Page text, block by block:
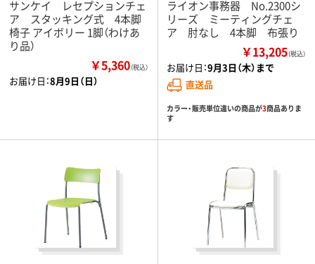
サンケイ レセプションチェ
ア スタッキング式 4本脚
椅子 アイボリー 1脚（わけあ
り品）
￥5,360（税込）
お届け日：8月9日（日）
ライオン事務器 No.2300シ
リーズ ミーティングチェ
ア 肘なし 4本脚 布張り
￥13,205（税込）
お届け日：9月3日（木）まで
直送品
カラー・販売単位違いの商品が3商品ありま
す